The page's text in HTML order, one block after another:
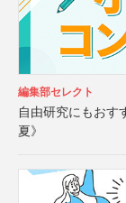
編集部セレクト
自由研究にもおす
夏》